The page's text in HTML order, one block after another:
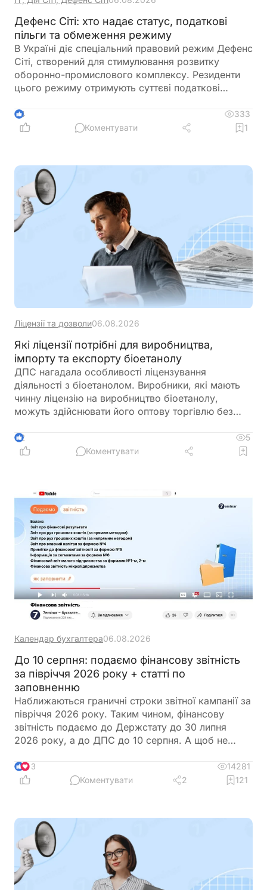
Дефенс Сіті: хто надає статус, податкові
пільги та обмеження режиму
В Україні діє спеціальний правовий режим Дефенс
Сіті, створений для стимулювання розвитку
оборонно-промислового комплексу. Резиденти
цього режиму отримують суттєві податкові
цільового використання прибутку, обмеження на
виплату дивідендів та інвестиційні правила.
4
333
Коментувати
1
Ліцензії та дозволи06.08.2026
Які ліцензії потрібні для виробництва,
імпорту та експорту біоетанолу
ДПС нагадала особливості ліцензування
діяльності з біоетанолом. Виробники, які мають
чинну ліцензію на виробництво біоетанолу,
можуть здійснювати його оптову торгівлю без
імпорту, експорту та інших операцій із
біоетанолом закон встановлює окремі вимоги, а
2
5
Коментувати
Календар бухгалтера06.08.2026
До 10 серпня: подаємо фінансову звітність
за півріччя 2026 року + статті по
заповненню
Наближаються граничні строки звітної кампанії за
півріччя 2026 року. Таким чином, фінансову
звітність подаємо до Держстату до 30 липня
2026 року, а до ДПС до 10 серпня. А щоб не
одному місці
13
14281
Коментувати
2 121